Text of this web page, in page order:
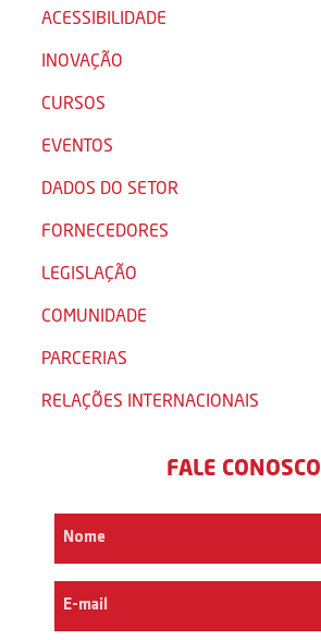
ACESSIBILIDADE
INOVAÇÃO
CURSOS
EVENTOS
DADOS DO SETOR
FORNECEDORES
LEGISLAÇÃO
COMUNIDADE
PARCERIAS
RELAÇÕES INTERNACIONAIS
FALE CONOSCO